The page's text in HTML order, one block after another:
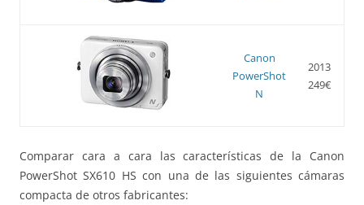
Canon
PowerShot
N
2013
249€
Comparar cara a cara las características de la Canon
PowerShot SX610 HS con una de las siguientes cámaras
compacta de otros fabricantes: